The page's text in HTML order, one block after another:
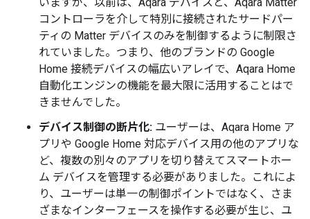
コントローラを介して特別に接続されたサードパー
ティの Matter デバイスのみを制御するように制限さ
れていました。つまり、他のブランドの Google
Home 接続デバイスの幅広いアレイで、Aqara Home
自動化エンジンの機能を最大限に活用することはで
きませんでした。
デバイス制御の断片化: ユーザーは、Aqara Home ア
プリや Google Home 対応デバイス用の他のアプリな
ど、複数の別々のアプリを切り替えてスマートホー
ム デバイスを管理する必要がありました。これによ
り、ユーザーは単一の制御ポイントではなく、さま
ざまなインターフェースを操作する必要が生じ、ユ